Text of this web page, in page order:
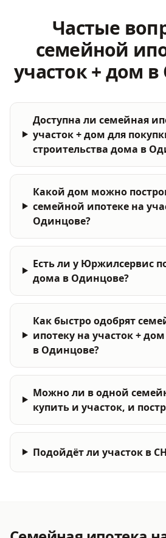
Частые
семейной
участок + дом
Доступна ли семейная
участок + дом для
строительства дома в
Какой дом можно
семейной ипотеке на
Одинцове?
Есть ли у Юржилсервис
дома в Одинцове?
Как быстро одобрят
ипотеку на участок +
в Одинцове?
Можно ли в одной
купить и участок, и
Подойдёт ли участок в